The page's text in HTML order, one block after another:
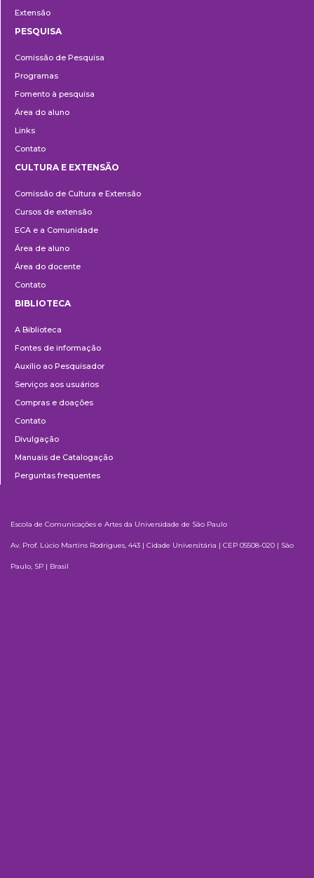
Extensão
PESQUISA
Comissão de Pesquisa
Programas
Fomento à pesquisa
Área do aluno
Links
Contato
e
Extensão
CULTURA E EXTENSÃO
Comissão de Cultura e Extensão
Cursos de extensão
ECA e a Comunidade
Área de aluno
Área do docente
Contato
BIBLIOTECA
A Biblioteca
Fontes de informação
Auxílio ao Pesquisador
Serviços aos usuários
Compras e doações
Contato
Divulgação
Manuais de Catalogação
Perguntas frequentes
Escola de Comunicações e Artes da Universidade de São Paulo
Av. Prof. Lúcio Martins Rodrigues, 443 | Cidade Universitária | CEP 05508-020 | São
Paulo, SP | Brasil